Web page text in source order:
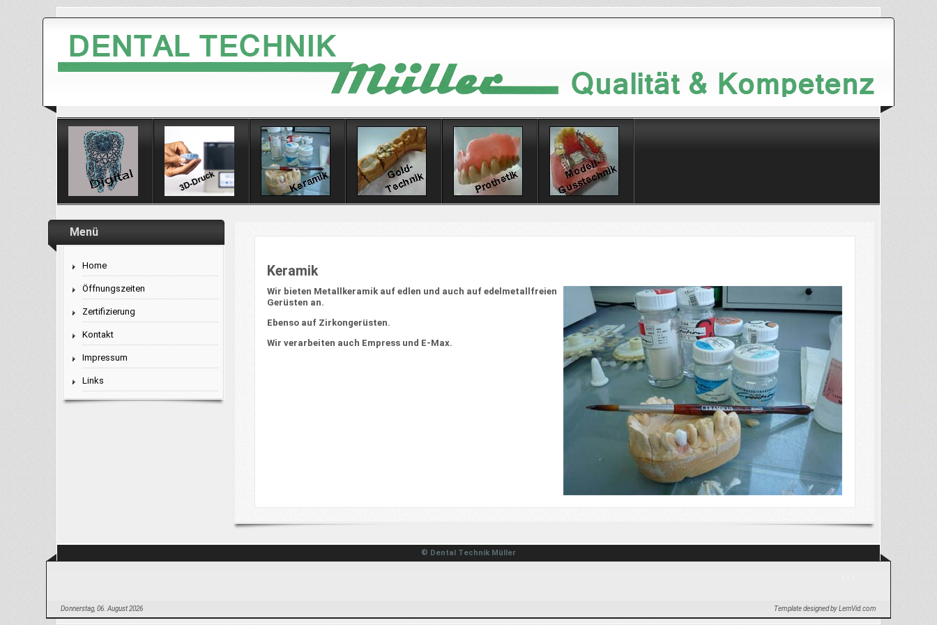
Menü
Home
Öffnungszeiten
Zertifizierung
Kontakt
Impressum
Links
Keramik
Wir bieten Metallkeramik auf edlen und auch auf edelmetallfreien
Gerüsten an.
Ebenso auf Zirkongerüsten.
Wir verarbeiten auch Empress und E-Max.
© Dental Technik Müller
Donnerstag, 06. August 2026 Template designed by LernVid.com